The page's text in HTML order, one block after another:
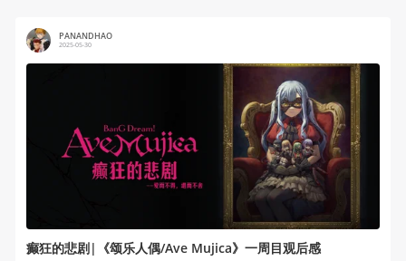
PANANDHAO
2025-05-30
癫狂的悲剧|《颂乐人偶/Ave Mujica》一周目观后感